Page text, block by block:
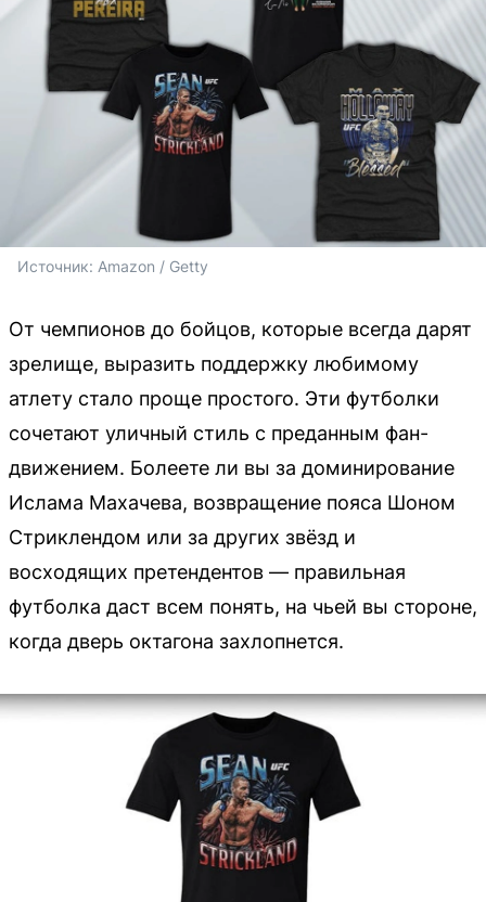
Источник: Amazon / Getty
От чемпионов до бойцов, которые всегда дарят
зрелище, выразить поддержку любимому
атлету стало проще простого. Эти футболки
сочетают уличный стиль с преданным фан-
движением. Болеете ли вы за доминирование
Ислама Махачева, возвращение пояса Шоном
Стриклендом или за других звёзд и
восходящих претендентов — правильная
футболка даст всем понять, на чьей вы стороне,
когда дверь октагона захлопнется.